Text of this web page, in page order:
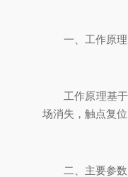
一、工作原理
工作原理基于
场消失，触点复
二、主要参数